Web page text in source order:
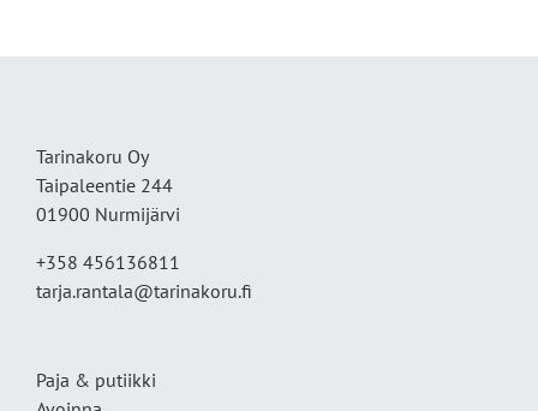
Tarinakoru Oy
Taipaleentie 244
01900 Nurmijärvi
+358 456136811
tarja.rantala@tarinakoru.fi
Paja & putiikki